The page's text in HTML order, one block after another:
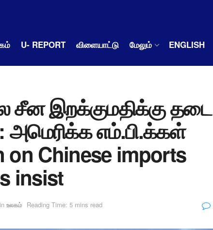
U- REPORT விளையாட்டு மேலும் ENGLISH
சீன இறக்குமதிக்கு தடை
எம்.பி.க்கள்
on Chinese imports
insist
in உலகம் Reading Time: 5 mins read